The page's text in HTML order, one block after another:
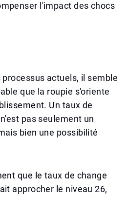
l'impact des chocs
processus actuels, il semble
que la roupie s'oriente
Un taux de
pas seulement un
bien une possibilité
que le taux de change
approcher le niveau 26,